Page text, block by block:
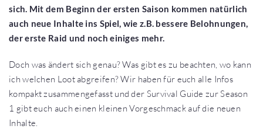
sich. Mit dem Beginn der ersten Saison kommen natürlich
auch neue Inhalte ins Spiel, wie z.B. bessere Belohnungen,
der erste Raid und noch einiges mehr.
Doch was ändert sich genau? Was gibt es zu beachten, wo kann
ich welchen Loot abgreifen? Wir haben für euch alle Infos
kompakt zusammengefasst und der Survival Guide zur Season
1 gibt euch auch einen kleinen Vorgeschmack auf die neuen
Inhalte.